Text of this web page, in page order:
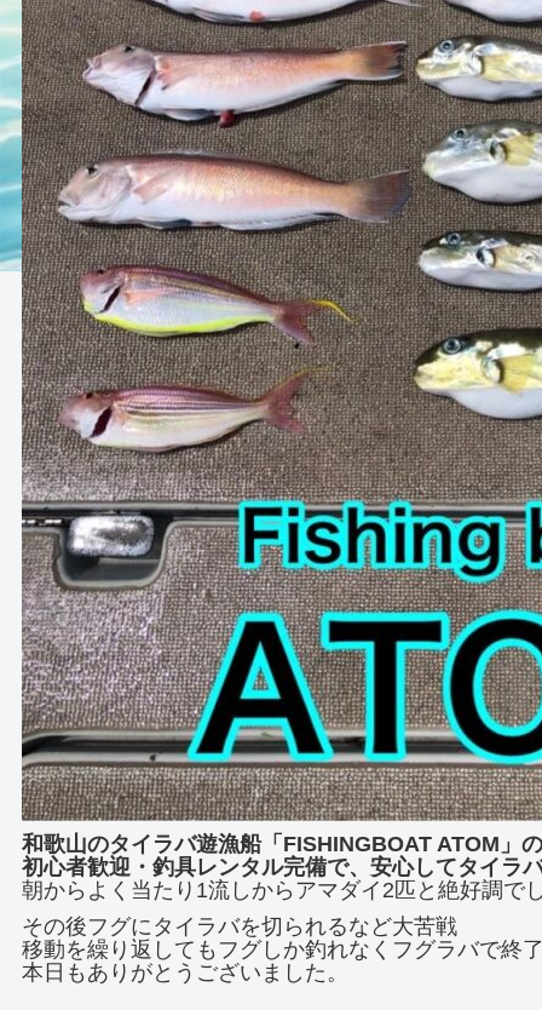
和歌山のタイラバ遊漁船「FISHINGBOAT ATOM」
初心者歓迎・釣具レンタル完備で、安心してタイラ
朝からよく当たり1流しからアマダイ2匹と絶好調で
その後フグにタイラバを切られるなど大苦戦
移動を繰り返してもフグしか釣れなくフグラバで終
本日もありがとうございました。